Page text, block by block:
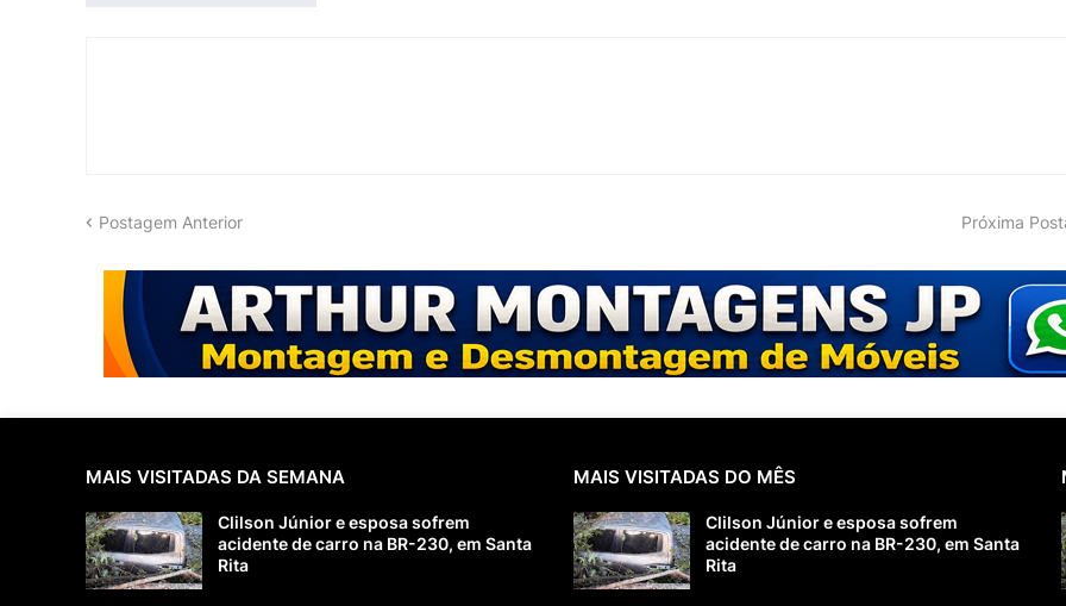
Postagem Anterior Próxima
MAIS VISITADAS DA SEMANA
Clilson Júnior e esposa sofrem
acidente de carro na BR-230, em Santa
Rita
MAIS VISITADAS DO MÊS
Clilson Júnior e esposa sofrem
acidente de carro na BR-230, em Santa
Rita